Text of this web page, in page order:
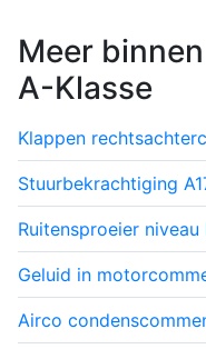
Meer
A-Klasse
Klappen rechtsachter
Stuurbekrachtiging
Ruitensproeier
Geluid in motor
Airco condens